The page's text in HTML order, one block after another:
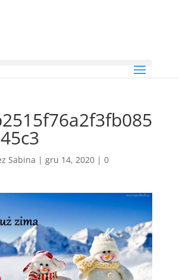
Sabina | gru 14, 2020| 0